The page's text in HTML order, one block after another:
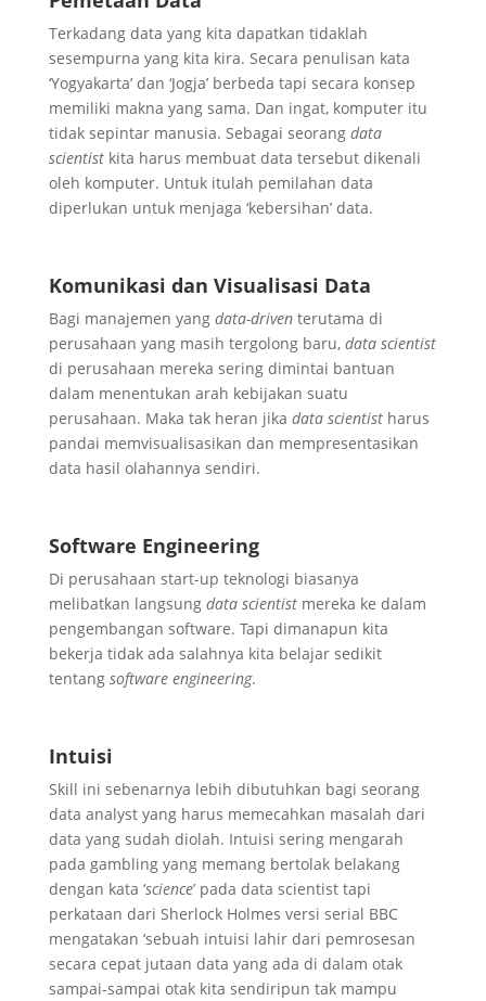
Terkadang data yang kita dapatkan tidaklah
sesempurna yang kita kira. Secara penulisan kata
‘Yogyakarta’ dan ‘Jogja’ berbeda tapi secara konsep
memiliki makna yang sama. Dan ingat, komputer itu
tidak sepintar manusia. Sebagai seorang data
scientistkita harus membuat data tersebut dikenali
oleh komputer. Untuk itulah pemilahan data
diperlukan untuk menjaga ‘kebersihan’ data.
Komunikasi dan Visualisasi Data
Bagi manajemen yang data-driventerutama di
perusahaan yang masih tergolong baru, data scientist
di perusahaan mereka sering dimintai bantuan
dalam menentukan arah kebijakan suatu
perusahaan. Maka tak heran jika data scientistharus
pandai memvisualisasikan dan mempresentasikan
data hasil olahannya sendiri.
Software Engineering
Di perusahaan start-up teknologi biasanya
melibatkan langsung data scientistmereka ke dalam
pengembangan software. Tapi dimanapun kita
bekerja tidak ada salahnya kita belajar sedikit
tentang software engineering.
Intuisi
Skill ini sebenarnya lebih dibutuhkan bagi seorang
data analyst yang harus memecahkan masalah dari
data yang sudah diolah. Intuisi sering mengarah
pada gambling yang memang bertolak belakang
dengan kata ‘science’ pada data scientist tapi
perkataan dari Sherlock Holmes versi serial BBC
mengatakan ‘sebuah intuisi lahir dari pemrosesan
secara cepat jutaan data yang ada di dalam otak
sampai-sampai otak kita sendiripun tak mampu